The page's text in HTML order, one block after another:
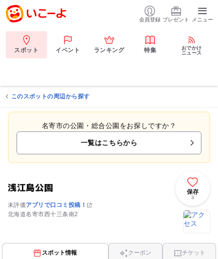
会員登録 プレゼント メニュー
スポット イベント ランキング 特集
おでかけ
ニュース
このスポットの周辺から探す
名寄市の公園・総合公園をお探しですか？
一覧はこちらから
浅江島公園
未評価アプリで口コミ投稿！
北海道名寄市西十三条南2
保存
3
スポット情報 クーポン チケット